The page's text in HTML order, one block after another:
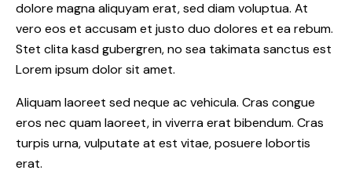
dolore magna aliquyam erat, sed diam voluptua. At
vero eos et accusam et justo duo dolores et ea rebum.
Stet clita kasd gubergren, no sea takimata sanctus est
Lorem ipsum dolor sit amet.
Aliquam laoreet sed neque ac vehicula. Cras congue
eros nec quam laoreet, in viverra erat bibendum. Cras
turpis urna, vulputate at est vitae, posuere lobortis
erat.